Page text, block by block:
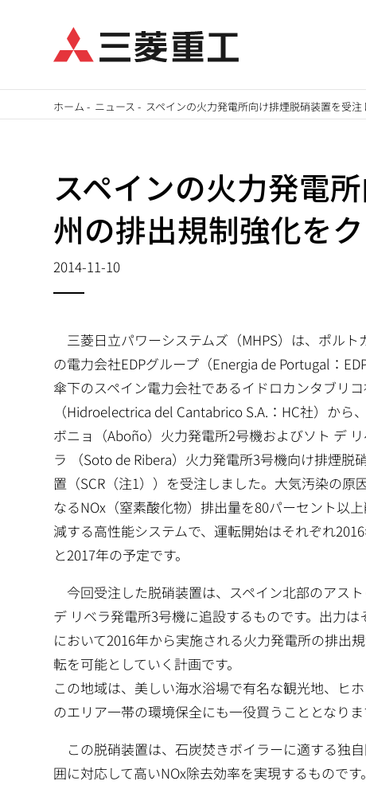
イ
ホーム - ニュース - スペインの火力発電所向け排煙脱硝装置を受
スペインの火力発電
州の排出規制強化を
2014-11-10
三菱日立パワーシステムズ（MHPS）は、ポルト
の電力会社EDPグループ（Energia de Portugal：EDP
傘下のスペイン電力会社であるイドロカンタブリ
（Hidroelectrica del Cantabrico S.A.：HC社）から
ボニョ（Aboño）火力発電所2号機およびソト デ
ラ （Soto de Ribera）火力発電所3号機向け排煙脱
置（SCR（注1））を受注しました。大気汚染の原
なるNOx（窒素酸化物）排出量を80パーセント以
減する高性能システムで、運転開始はそれぞれ
と2017年の予定です。
今回受注した脱硝装置は、スペイン北部のアス
デ リベラ発電所3号機に追設するものです。出力
において2016年から実施される火力発電所の排出
転を可能としていく計画です。
この地域は、美しい海水浴場で有名な観光地、ヒ
のエリア一帯の環境保全にも一役買うこととなりま
この脱硝装置は、石炭焚きボイラーに適する独
囲に対応して高いNOx除去効率を実現するもので